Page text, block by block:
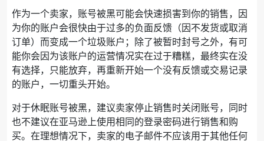
作为一个卖家，账号被黑可能会快速损害到你的销售，因
为你的账户会很快由于过多的负面反馈（因不发货或取消
订单）而变成一个垃圾账户；除了被暂时封号之外，有可
能你会因为该账户的运营情况实在过于糟糕，最终实在没
有选择，只能放弃，再重新开始一个没有反馈或交易记录
的账户，一切重头开始。
对于休眠账号被黑，建议卖家停止销售时关闭账号，同时
也不建议在亚马逊上使用相同的登录密码进行销售和购
买。在理想情况下，卖家的电子邮件不应该用于其他任何